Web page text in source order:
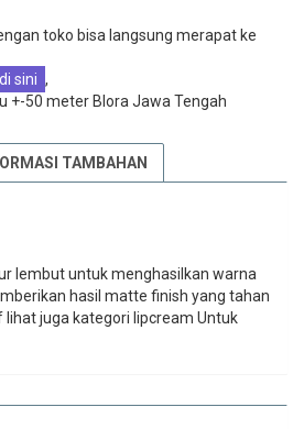
toko bisa langsung merapat ke
sini ,
+-50 meter Blora Jawa Tengah
TAMBAHAN
lembut untuk menghasilkan warna
hasil matte finish yang tahan
juga kategori lipcream Untuk